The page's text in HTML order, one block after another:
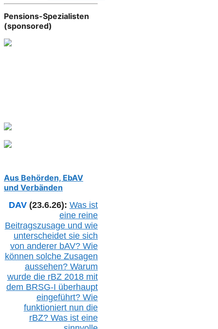
Pensions-Spezialisten
(sponsored)
Aus Behörden, EbAV
und Verbänden
DAV (23.6.26): Was ist
eine reine
Beitragszusage und wie
unterscheidet sie sich
von anderer bAV? Wie
können solche Zusagen
aussehen? Warum
wurde die rBZ2018 mit
dem BRSG-I überhaupt
eingeführt? Wie
funktioniert nun die
rBZ? Was ist eine